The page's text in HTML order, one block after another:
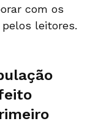
com os
leitores.